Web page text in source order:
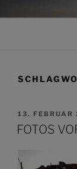
Inhalt
AM
13. FEBRUAR
FOTOS